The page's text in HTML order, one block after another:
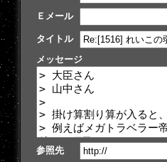
Ｅメール
タイトル
メッセージ
参照先